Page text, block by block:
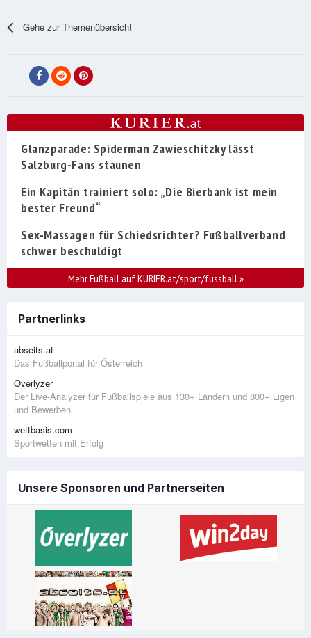
Gehe zur Themenübersicht
Glanzparade: Spiderman Zawieschitzky lässt
Salzburg-Fans staunen
Ein Kapitän trainiert solo: „Die Bierbank ist mein
bester Freund“
Sex-Massagen für Schiedsrichter? Fußballverband
schwer beschuldigt
Mehr Fußball auf KURIER.at/sport/fussball»
Partnerlinks
abseits.at
Das Fußballportal für Österreich
Overlyzer
Der Live-Analyzer für Fußballspiele aus 130+ Ländern und 800+ Ligen
und Bewerben
wettbasis.com
Sportwetten mit Erfolg
Unsere Sponsoren und Partnerseiten